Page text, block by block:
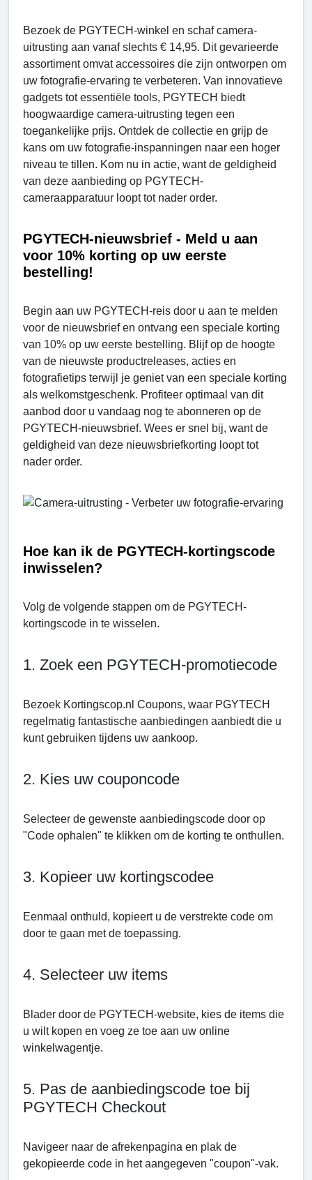
Bezoek de PGYTECH-winkel en schaf camera-
uitrusting aan vanaf slechts € 14,95. Dit gevarieerde
assortiment omvat accessoires die zijn ontworpen om
uw fotografie-ervaring te verbeteren. Van innovatieve
gadgets tot essentiële tools, PGYTECH biedt
hoogwaardige camera-uitrusting tegen een
toegankelijke prijs. Ontdek de collectie en grijp de
kans om uw fotografie-inspanningen naar een hoger
niveau te tillen. Kom nu in actie, want de geldigheid
van deze aanbieding op PGYTECH-
cameraapparatuur loopt tot nader order.
PGYTECH-nieuwsbrief - Meld u aan
voor 10% korting op uw eerste
bestelling!
Begin aan uw PGYTECH-reis door u aan te melden
voor de nieuwsbrief en ontvang een speciale korting
van 10% op uw eerste bestelling. Blijf op de hoogte
van de nieuwste productreleases, acties en
fotografietips terwijl je geniet van een speciale korting
als welkomstgeschenk. Profiteer optimaal van dit
aanbod door u vandaag nog te abonneren op de
PGYTECH-nieuwsbrief. Wees er snel bij, want de
geldigheid van deze nieuwsbriefkorting loopt tot
nader order.
Hoe kan ik de PGYTECH-kortingscode
inwisselen?
Volg de volgende stappen om de PGYTECH-
kortingscode in te wisselen.
1. Zoek een PGYTECH-promotiecode
Bezoek Kortingscop.nl Coupons, waar PGYTECH
regelmatig fantastische aanbiedingen aanbiedt die u
kunt gebruiken tijdens uw aankoop.
2. Kies uw couponcode
Selecteer de gewenste aanbiedingscode door op
"Code ophalen" te klikken om de korting te onthullen.
3. Kopieer uw kortingscodeе
Eenmaal onthuld, kopieert u de verstrekte code om
door te gaan met de toepassing.
4. Selecteer uw items
Blader door de PGYTECH-website, kies de items die
u wilt kopen en voeg ze toe aan uw online
winkelwagentje.
5. Pas de aanbiedingscode toe bij
PGYTECH Checkout
Navigeer naar de afrekenpagina en plak de
gekopieerde code in het aangegeven "coupon"-vak.